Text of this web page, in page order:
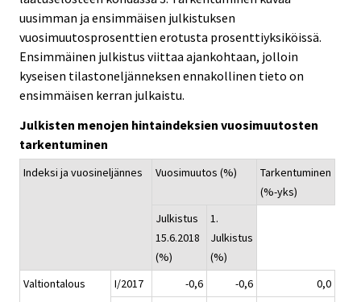
uusimman ja ensimmäisen julkistuksen
vuosimuutosprosenttien erotusta prosenttiyksiköissä.
Ensimmäinen julkistus viittaa ajankohtaan, jolloin
kyseisen tilastoneljänneksen ennakollinen tieto on
ensimmäisen kerran julkaistu.
Julkisten menojen hintaindeksien vuosimuutosten
tarkentuminen
Indeksi ja vuosineljännes Vuosimuutos (%)
Tarkentuminen
(%-yks)
Julkistus
15.6.2018
(%)
1.
Julkistus
(%)
Valtiontalous
I/2017 -0,6 -0,6
0,0